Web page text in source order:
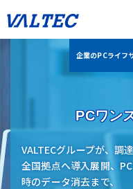
企業のPCライフ
PCワン
VALTECグループが、調
全国拠点へ導入展開、
時のデータ消去まで、